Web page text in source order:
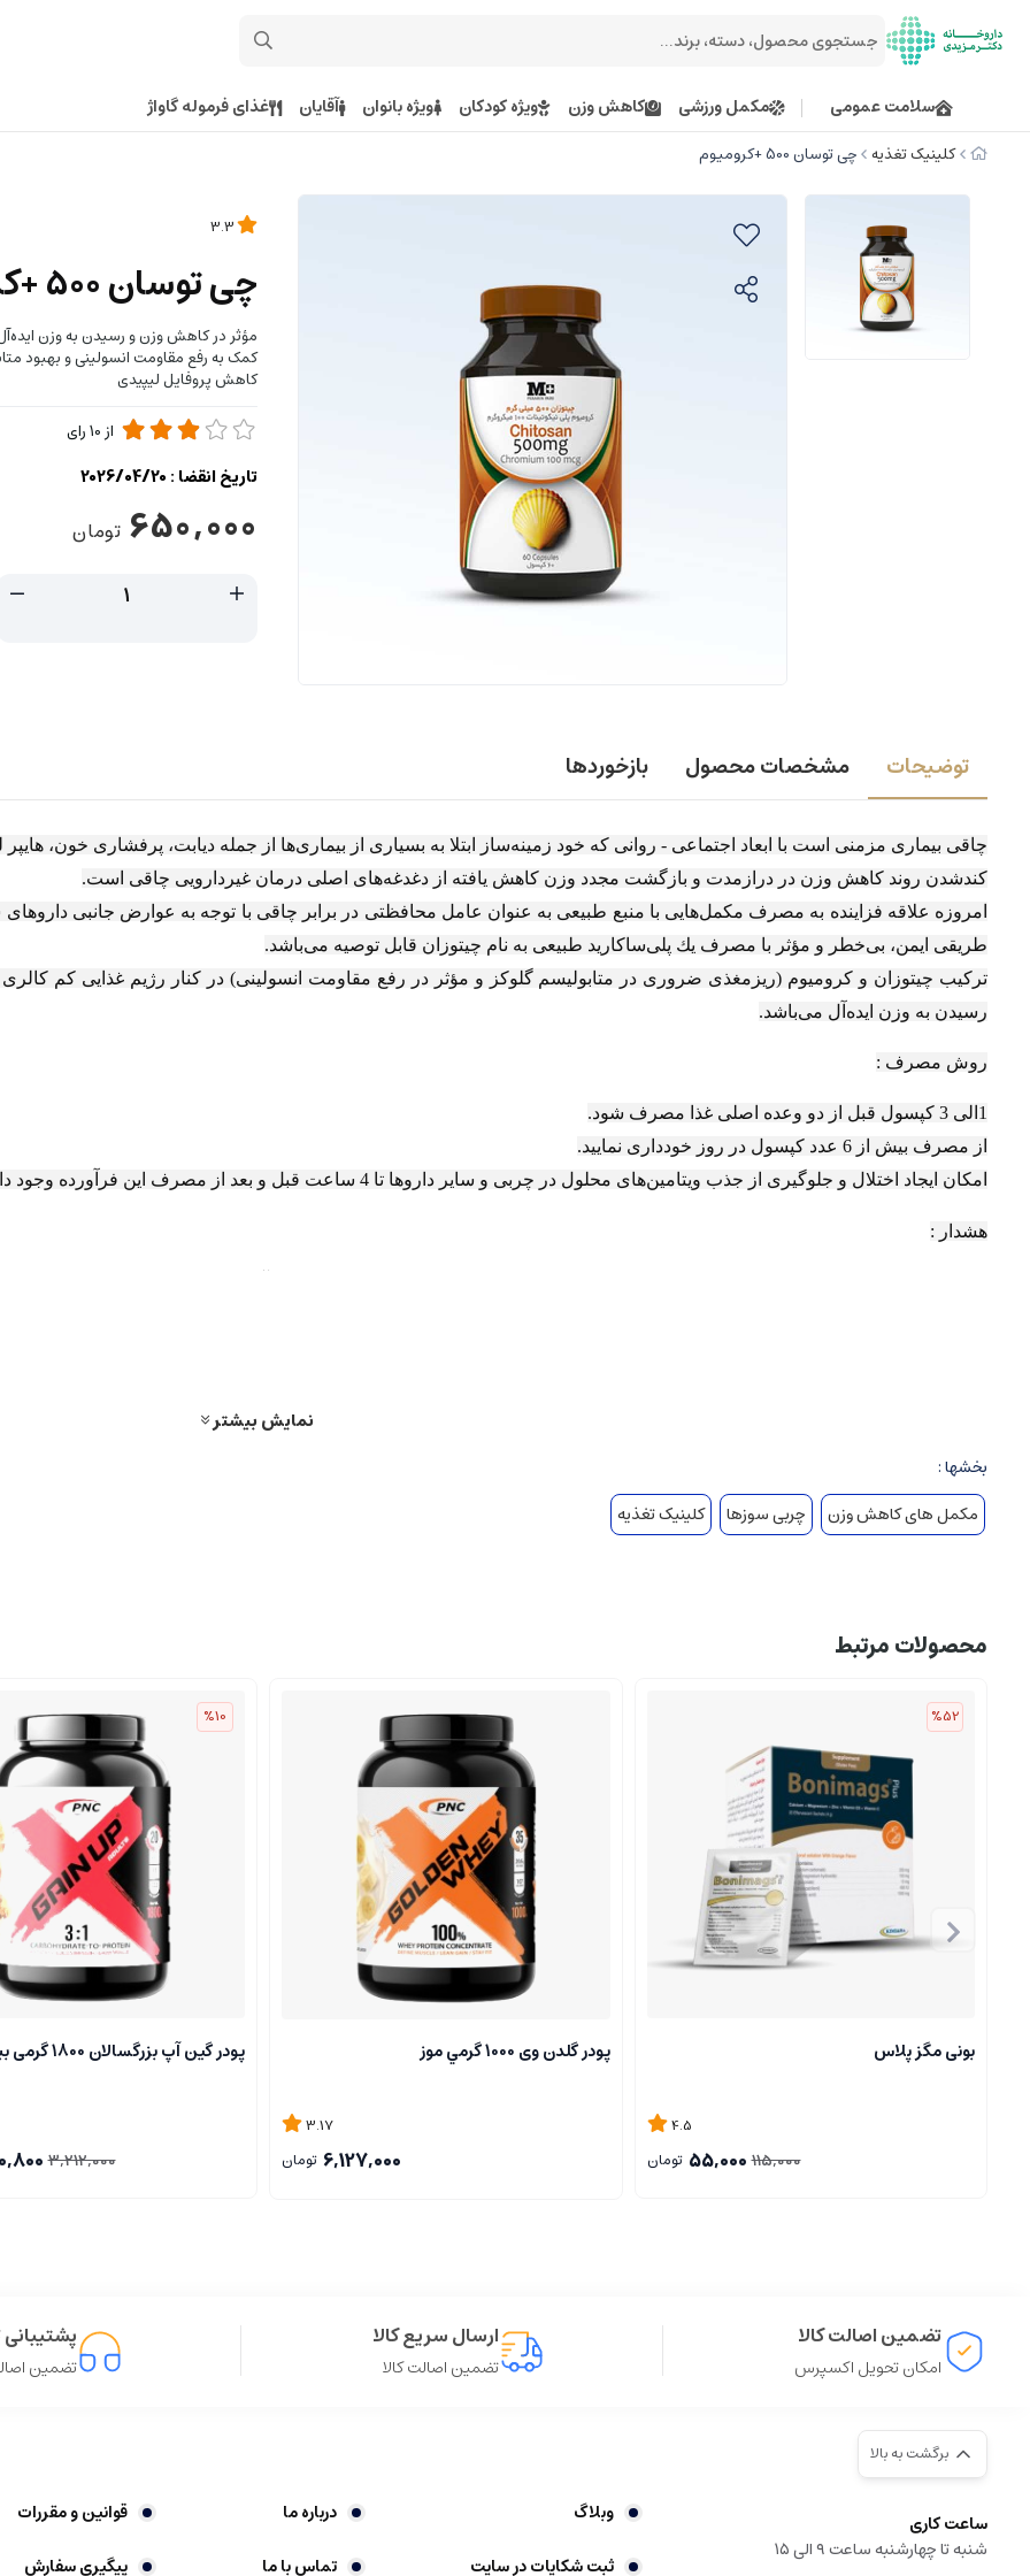
سلامت عمومی مکمل ورزشی کاهش وزن ویژه کودکان ویژه بانوان آقایان غذای فرموله گاواژ
کلینیک تغذیه چی توسان 500 +کرومیوم
چی توسان 500 +کرومیوم
مؤثر در کاهش وزن و رسیدن به وزن
کمک به رفع مقاومت انسولینی و بهبود
کاهش پروفایل لیپیدی
از10رای
تاریخ انقضا :
650,000 تومان
توضیحات مشخصات محصول بازخوردها
چاقی بيماری مزمنی است با ابعاد اجتماعی - روانی كه خود زمينه‌ساز ابتلا به بسياری از بيماری‌ها از جمله ديابت، پرفشاری خون،
كندشدن روند كاهش وزن در درازمدت و بازگشت مجدد وزن كاهش يافته از دغدغه‌های اصلی درمان غيردارويی چاقی است.
امروزه علاقه فزاينده به مصرف مكمل‌هايی با منبع طبيعی به عنوان عامل محافظتی در برابر چاقی با توجه به عوارض جانبی
طريقی ايمن، بی‌خطر و مؤثر با مصرف يك پلی‌ساكاريد طبيعی به نام چيتوزان قابل توصيه می‌باشد.
تركيب چيتوزان و كروميوم (ريزمغذی ضروری در متابوليسم گلوكز و مؤثر در رفع مقاومت انسولينی) در كنار رژيم غذايی كم
رسيدن به وزن ايده‌آل می‌باشد.
روش مصرف :
1الی 3 کپسول قبل از دو وعده اصلی غذا مصرف شود.
از مصرف بیش از 6 عدد کپسول در روز خودداری نمایید.
امکان ایجاد اختلال و جلوگیری از جذب ویتامین‌های محلول در چربی و سایر داروها تا 4 ساعت قبل و بعد از مصرف این فرآورده وجود دارد.
هشدار :
نمایش بیشتر
بخشها :
مکمل های کاهش وزن
چربی سوزها کلینیک تغذیه
محصولات مرتبط
%52
بونی مگز پلاس
4.5
115,000
55,000 تومان
پودر گلدن وی 1000 گرمي موز
3.17
6,127,000 تومان
%10
پودر گین آپ بزرگسالان 1800 گرمی بيسكوئيت
3,212,000
تضمین اصالت کالا
امکان تحویل اکسپرس
ارسال سریع کالا
تضمین اصالت کالا تضمین
برگشت به بالا
ساعت کاری
شنبه تا چهارشنبه ساعت ۹ الی ۱۵
وبلاگ درباره ما
قوانین و مقررات
ثبت شکایات در سایت
تماس با ما پیگیری سفارش